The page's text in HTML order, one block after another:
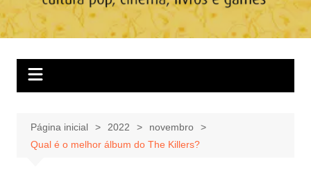
Página inicial 2022
novembro
Qual é o melhor álbum do The Killers?